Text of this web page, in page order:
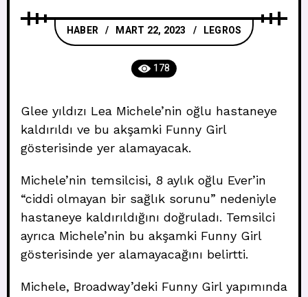
HABER MART 22, 2023 LEGROS
178
Glee yıldızı Lea Michele’nin oğlu hastaneye
kaldırıldı ve bu akşamki Funny Girl
gösterisinde yer alamayacak.
Michele’nin temsilcisi, 8 aylık oğlu Ever’in
“ciddi olmayan bir sağlık sorunu” nedeniyle
hastaneye kaldırıldığını doğruladı. Temsilci
ayrıca Michele’nin bu akşamki Funny Girl
gösterisinde yer alamayacağını belirtti.
Michele, Broadway’deki Funny Girl yapımında